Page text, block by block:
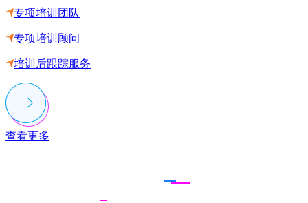
专项培训团队
专项培训顾问
培训后跟踪服务
查看更多